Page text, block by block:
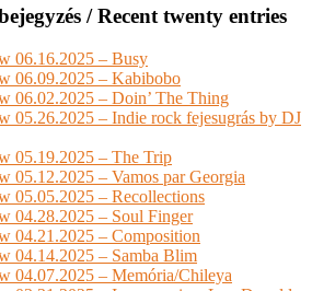
/ Recent twenty entries
06.16.2025 – Busy
06.09.2025 – Kabibobo
06.02.2025 – Doin’ The Thing
05.26.2025 – Indie rock fejesugrás by DJ
05.19.2025 – The Trip
05.12.2025 – Vamos par Georgia
05.05.2025 – Recollections
04.28.2025 – Soul Finger
04.21.2025 – Composition
04.14.2025 – Samba Blim
04.07.2025 – Memória/Chileya